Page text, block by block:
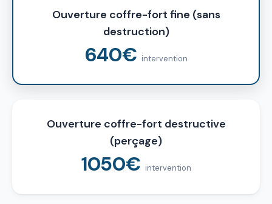
Ouverture coffre-fort fine (sans
destruction)
640€ intervention
Ouverture coffre-fort destructive
(perçage)
1050€ intervention